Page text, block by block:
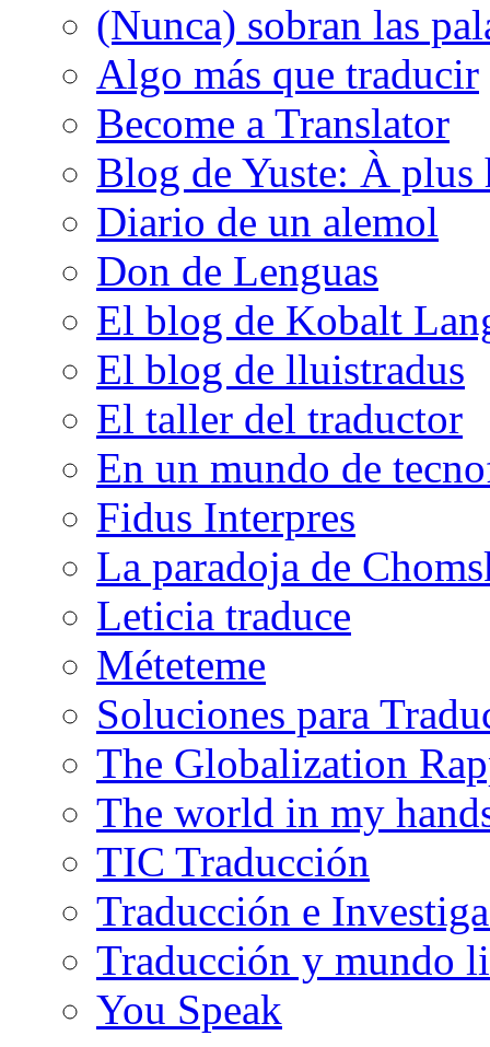
(Nunca) sobran las
Algo más que traducir
Become a Translator
Blog de Yuste: À plus
Diario de un alemol
Don de Lenguas
El blog de Kobalt
El blog de lluistradus
El taller del traductor
En un mundo de
Fidus Interpres
La paradoja de
Leticia traduce
Méteteme
Soluciones para
The Globalization
The world in my
TIC Traducción
Traducción e
Traducción y mundo
You Speak